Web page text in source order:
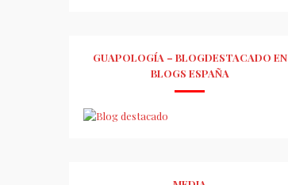
GUAPOLOGÍA – BLOGDESTACADO EN
BLOGS ESPAÑA